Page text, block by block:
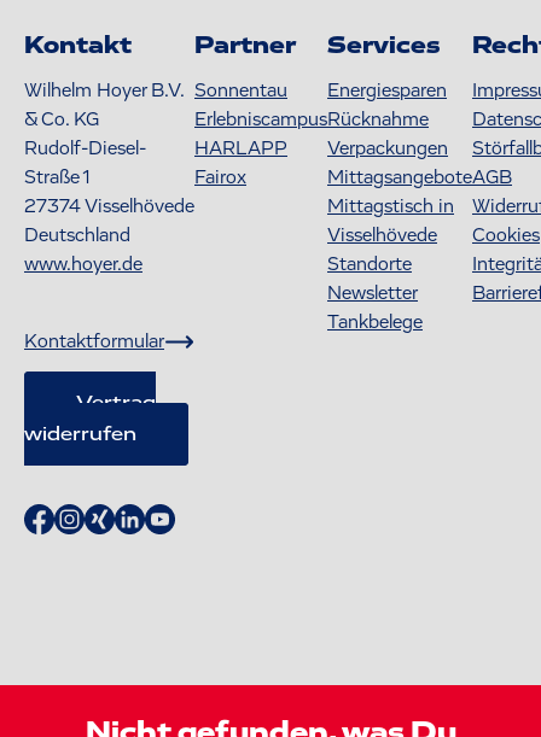
Kontakt
Wilhelm Hoyer B.V.
& Co. KG
Rudolf-Diesel-
Straße 1
27374Visselhövede
Deutschland
www.hoyer.de
Kontaktformular
Vertrag
widerrufen
Partner
Sonnentau
Erlebniscampus
HARLAPP
Fairox
Services
Energiesparen
Rücknahme
Verpackungen
Mittagsangebote
Mittagstisch in
Visselhövede
Standorte
Newsletter
Tankbelege
AGB
Cookies